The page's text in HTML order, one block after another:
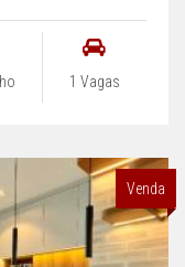
1 Vagas
Venda